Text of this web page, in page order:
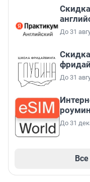
До 31
До 31
До 31